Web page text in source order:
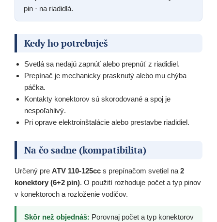
pin · na riadidlá.
Kedy ho potrebuješ
Svetlá sa nedajú zapnúť alebo prepnúť z riadidiel.
Prepínač je mechanicky prasknutý alebo mu chýba
páčka.
Kontakty konektorov sú skorodované a spoj je
nespoľahlivý.
Pri oprave elektroinštalácie alebo prestavbe riadidiel.
Na čo sadne (kompatibilita)
Určený pre ATV 110-125cc s prepínačom svetiel na2
konektory (6+2 pin). O použití rozhoduje počet a typ pinov
v konektoroch a rozloženie vodičov.
Skôr než objednáš: Porovnaj počet a typ konektorov